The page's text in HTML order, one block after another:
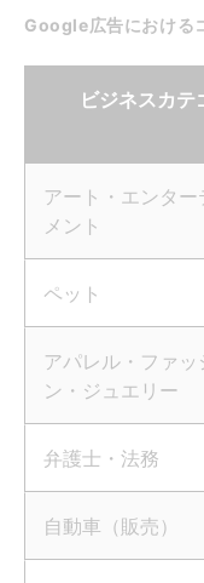
Google広告における
ビジネスカテ
アート・エンター
メント
ペット
アパレル・ファッ
ン・ジュエリー
弁護士・法務
自動車（販売）